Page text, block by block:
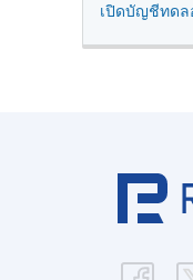
เปิดบัญชีทดล